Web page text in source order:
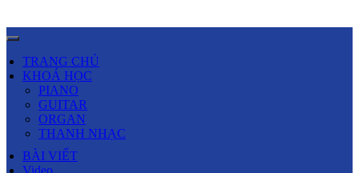
TRANG CHỦ
KHOÁ HỌC
PIANO
GUITAR
ORGAN
THANH NHẠC
BÀI VIẾT
Video